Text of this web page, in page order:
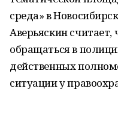
среда» в
Аверьяскин
обращаться в
действенных
ситуации у